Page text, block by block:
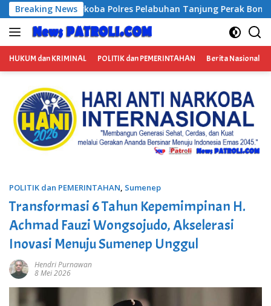
Langsung
ke
konten
Breaking News
Polres Pelabuhan Tanjung Perak Bongkar Tiga Jaringan
HUKUM dan KRIMINAL POLITIK dan PEMERINTAHAN Berita Nasional
POLITIK dan PEMERINTAHAN, Sumenep
Transformasi 6 Tahun Kepemimpinan H.
Achmad Fauzi Wongsojudo, Akselerasi
Inovasi Menuju Sumenep Unggul
Hendri Purnawan
8 Mei 2026